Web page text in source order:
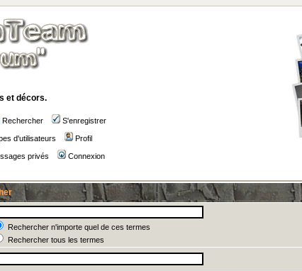
et décors.
Rechercher S'enregistrer
d'utilisateurs Profil
privés
Connexion
Rechercher n'importe quel de ces termes
Rechercher tous les termes